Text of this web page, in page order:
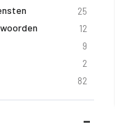
25
12
9
2
82